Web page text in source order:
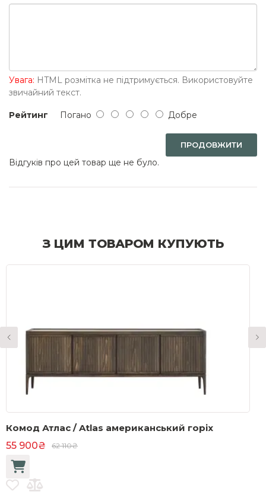
Увага: HTML розмітка не підтримується. Використовуйте
звичайний текст.
Рейтинг Погано Добре
ПРОДОВЖИТИ
Відгуків про цей товар ще не було.
З ЦИМ ТОВАРОМ КУПУЮТЬ
Комод Атлас / Atlas американський горіх
55 900₴
62 110₴